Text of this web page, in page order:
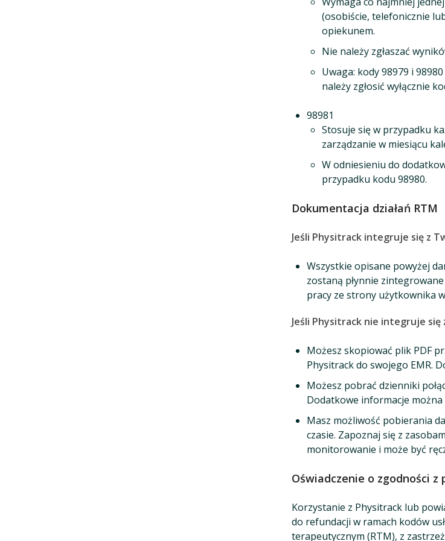
(osobiście, telefonicznie
opiekunem.
Nie należy zgłaszać
Uwaga: kody 98979 i
należy zgłosić wyłącznie
98981
Stosuje się w przypadku
zarządzanie w miesiącu
W odniesieniu do
przypadku kodu 98980.
Dokumentacja działań RTM
Jeśli Physitrack integruje się z
Wszystkie opisane powyżej
zostaną płynnie
pracy ze strony użytkownika
Jeśli Physitrack nie integruje się
Możesz skopiować plik PDF
Physitrack do swojego EMR.
Możesz pobrać dzienniki
Dodatkowe informacje można
Masz możliwość pobierania
czasie. Zapoznaj się z
monitorowanie i może być
Oświadczenie o zgodności
Korzystanie z Physitrack lub
do refundacji w ramach kodów
terapeutycznym (RTM), z